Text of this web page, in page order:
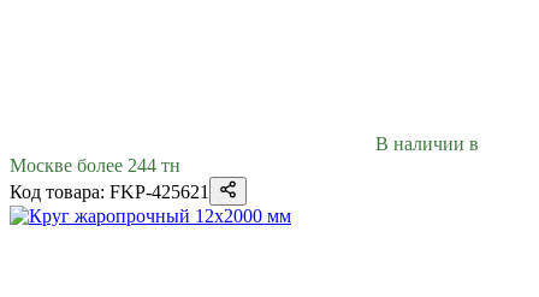
В наличии в
Москве более 244 тн
Код товара: FKP-425621